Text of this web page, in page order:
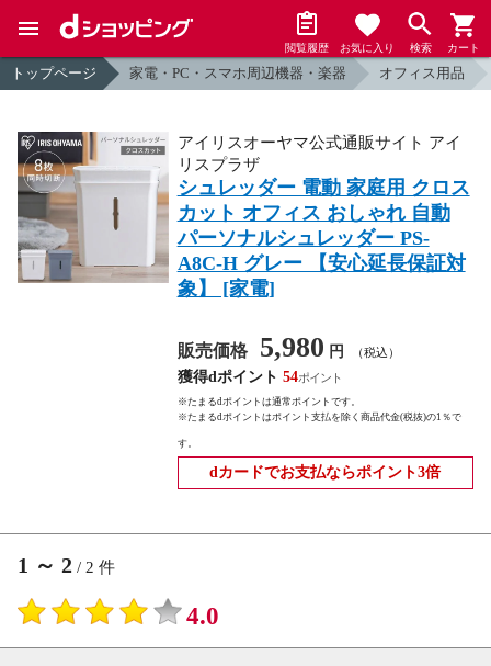
閲覧履歴 お気に入り 検索 カート
トップページ 家電・PC・スマホ周辺機器・楽器 オフィス用品
アイリスオーヤマ公式通販サイト アイ
リスプラザ
シュレッダー 電動 家庭用 クロス
カット オフィス おしゃれ 自動
パーソナルシュレッダー PS-
A8C-H グレー 【安心延長保証対
象】 [家電]
販売価格 5,980 円 （税込）
獲得dポイント 54
※たまるdポイントは通常ポイントです。
※たまるdポイントはポイント支払を除く商品代金(税抜)の1％で
す。
dカードでお支払ならポイント3倍
1 ～ 2 / 2 件
4.0